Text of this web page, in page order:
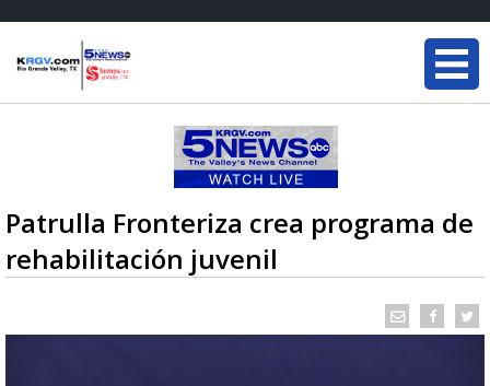
Patrulla Fronteriza crea programa de
rehabilitación juvenil